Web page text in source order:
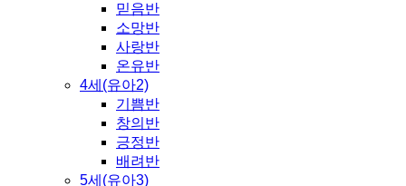
믿음반
소망반
사랑반
온유반
4세(유아2)
기쁨반
창의반
긍정반
배려반
5세(유아3)